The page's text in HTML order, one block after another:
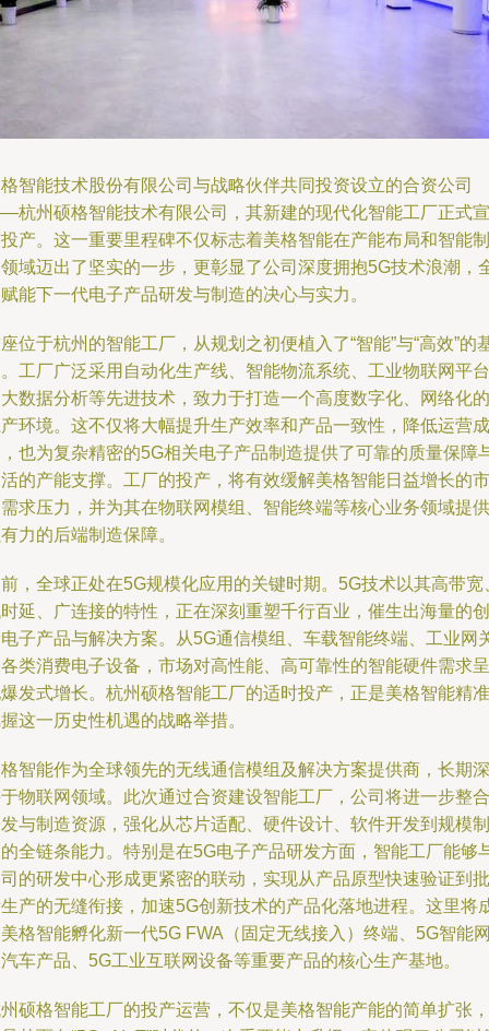
智能技术股份有限公司与战略伙伴共同投资设立的合资公司
杭州硕格智能技术有限公司，其新建的现代化智能工厂正式宣
产。这一重要里程碑不仅标志着美格智能在产能布局和智能制
域迈出了坚实的一步，更彰显了公司深度拥抱5G技术浪潮，
能下一代电子产品研发与制造的决心与实力。
位于杭州的智能工厂，从规划之初便植入了“智能”与“高效”的
工厂广泛采用自动化生产线、智能物流系统、工业物联网平台
数据分析等先进技术，致力于打造一个高度数字化、网络化的
环境。这不仅将大幅提升生产效率和产品一致性，降低运营成
也为复杂精密的5G相关电子产品制造提供了可靠的质量保障
的产能支撑。工厂的投产，将有效缓解美格智能日益增长的市
求压力，并为其在物联网模组、智能终端等核心业务领域提供
力的后端制造保障。
，全球正处在5G规模化应用的关键时期。5G技术以其高带宽
延、广连接的特性，正在深刻重塑千行百业，催生出海量的创
子产品与解决方案。从5G通信模组、车载智能终端、工业网
类消费电子设备，市场对高性能、高可靠性的智能硬件需求呈
发式增长。杭州硕格智能工厂的适时投产，正是美格智能精准
这一历史性机遇的战略举措。
智能作为全球领先的无线通信模组及解决方案提供商，长期深
物联网领域。此次通过合资建设智能工厂，公司将进一步整合
与制造资源，强化从芯片适配、硬件设计、软件开发到规模制
全链条能力。特别是在5G电子产品研发方面，智能工厂能够
的研发中心形成更紧密的联动，实现从产品原型快速验证到批
产的无缝衔接，加速5G创新技术的产品化落地进程。这里将
格智能孵化新一代5G FWA（固定无线接入）终端、5G智能
车产品、5G工业互联网设备等重要产品的核心生产基地。
硕格智能工厂的投产运营，不仅是美格智能产能的简单扩张，